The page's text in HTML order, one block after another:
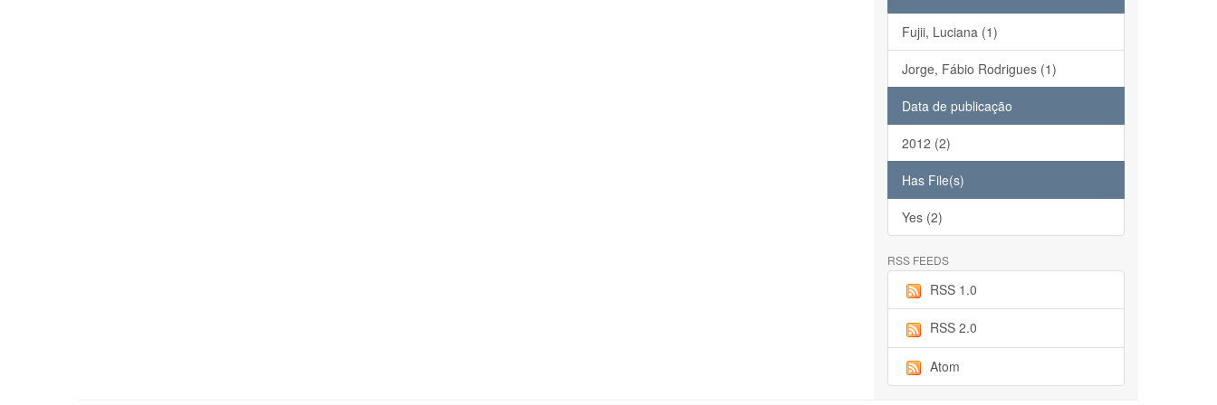
Fujii, Luciana (1)
Jorge, Fábio Rodrigues (1)
Data de publicação
2012 (2)
Has File(s)
Yes (2)
RSS FEEDS
RSS 1.0
RSS 2.0
Atom